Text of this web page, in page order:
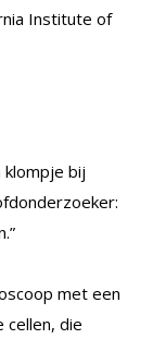
Institute of
klompje bij
met een
cellen, die